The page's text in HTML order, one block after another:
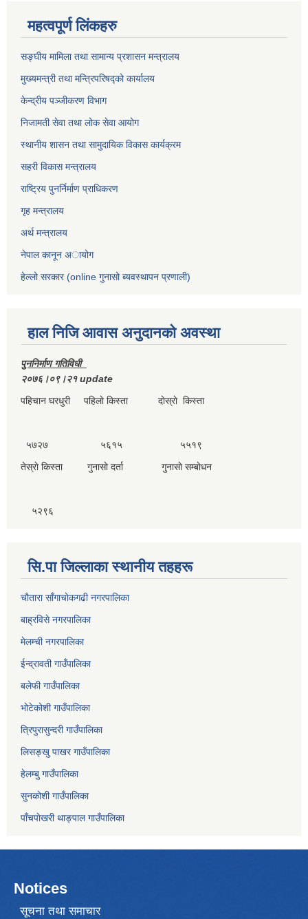
महत्वपूर्ण लिंकहरु
सङ्घीय मामिला तथा सामान्य प्रशासन मन्त्रालय
मुख्यमन्त्री तथा मन्त्रिपरिषद्को कार्यालय
केन्द्रीय पञ्जीकरण विभाग
निजामती सेवा तथा लोक सेवा आयोग
स्थानीय शासन तथा सामुदायिक विकास कार्यक्रम
सहरी विकास मन्त्रालय
राष्ट्रिय पुनर्निर्माण प्राधिकरण
गृह मन्त्रालय
अर्थ मन्त्रालय
नेपाल कानून अायोग
हेल्लो सरकार (online गुनासो ब्यवस्थापन प्रणाली)
हाल निजि आवास अनुदानकाे अवस्था
पुननिर्माण गतिविधी
२०७६।०९।२१ update
पहिचान घरधुरी पहिलाे किस्ता दाेस्राे किस्ता
५७२७ ५६१५ ५५१९
तेस्राे किस्ता गुनासाे दर्ता गुनासाे सम्बाेधन
५२९६
सि.पा जिल्लाका स्थानीय तहहरू
चाैतारा साँगाचाेकगढी नगरपालिका
बाह्रविसे नगरपालिका
मेलम्ची नगरपालिका
ईन्द्रावती गाउँपालिका
बलेफी गाउँपालिका
भोटेकोशी गाउँपालिका
त्रिपुरासुन्दरी गाउँपालिका
लिसङ्खु पाखर गाउँपालिका
हेलम्बु गाउँपालिका
सुनकोशी गाउँपालिका
पाँचपाेखरी थाङ्पाल गाउँपालिका
Notices
सूचना तथा समाचार